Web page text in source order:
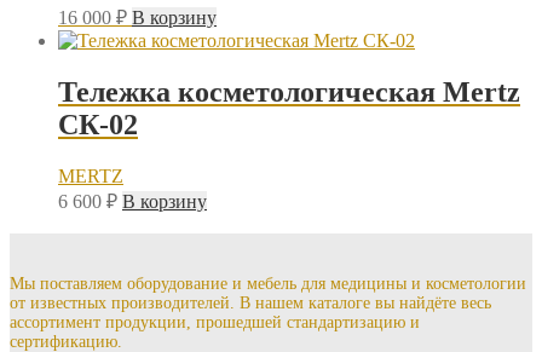
16 000 ₽ В корзину
Тележка косметологическая Mertz
СК-02
MERTZ
6 600 ₽ В корзину
Мы поставляем оборудование и мебель для медицины и косметологии
от известных производителей. В нашем каталоге вы найдёте весь
ассортимент продукции, прошедшей стандартизацию и
сертификацию.